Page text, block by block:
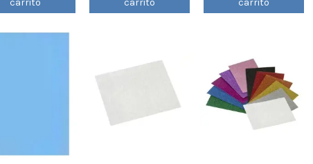
carrito
carrito
carrito